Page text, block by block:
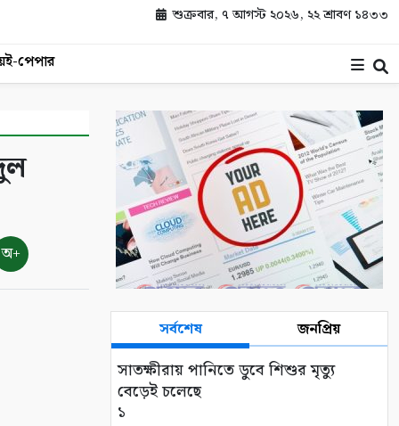
শুক্রবার, ৭ আগস্ট ২০২৬, ২২ শ্রাবণ ১৪৩৩
ই-পেপার
অ+
সর্বশেষ জনপ্রিয়
সাতক্ষীরায় পানিতে ডুবে শিশুর মৃত্যু
বেড়েই চলেছে
১